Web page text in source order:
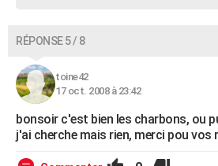
RÉPONSE 5 / 8
toine42
17 oct. 2008 à 23:42
bonsoir c'est bien les charbons, ou
j'ai cherche mais rien, merci pou vos